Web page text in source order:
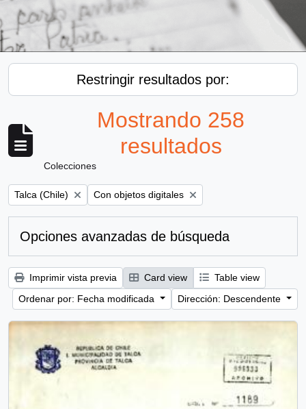
Restringir resultados por:
Mostrando 258
resultados
Colecciones
Remove filter:
Talca (Chile) Remove filter:
Con objetos digitales
Opciones avanzadas de búsqueda
Imprimir vista previa Card view
Table view
Ordenar por: Fecha modificada
Dirección: Descendente